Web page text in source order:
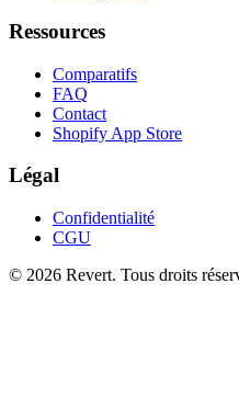
Ressources
Comparatifs
FAQ
Contact
Shopify App Store
Légal
Confidentialité
CGU
© 2026 Revert. Tous droits